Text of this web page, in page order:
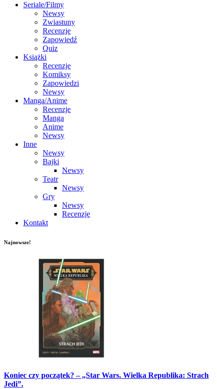
Seriale/Filmy
Newsy
Zwiastuny
Recenzje
Zapowiedź
Quiz
Książki
Recenzje
Komiksy
Zapowiedzi
Newsy
Manga/Anime
Recenzje
Manga
Anime
Newsy
Inne
Newsy
Bajki
Newsy
Teatr
Newsy
Gry
Newsy
Recenzje
Kontakt
Najnowsze!
Koniec czy początek? – „Star Wars. Wielka Republika: Strach
Jedi”.